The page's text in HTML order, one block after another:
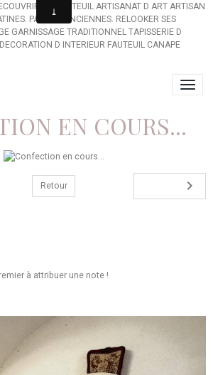
UN FAUTEUIL ARTISANAT D ART ARTISAN
PATINES ANCIENNES. RELOOKER SES
GARNISSAGE TRADITIONNEL TAPISSERIE D
D INTERIEUR FAUTEUIL CANAPE
EN COURS...
Retour
à attribuer une note !